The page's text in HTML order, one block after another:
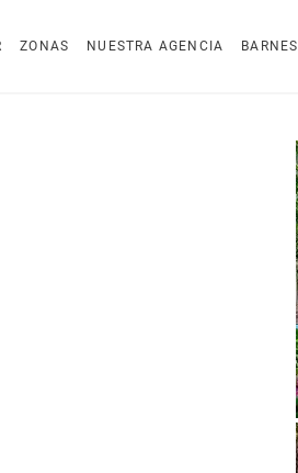
ZONAS NUESTRA AGENCIA BARNES